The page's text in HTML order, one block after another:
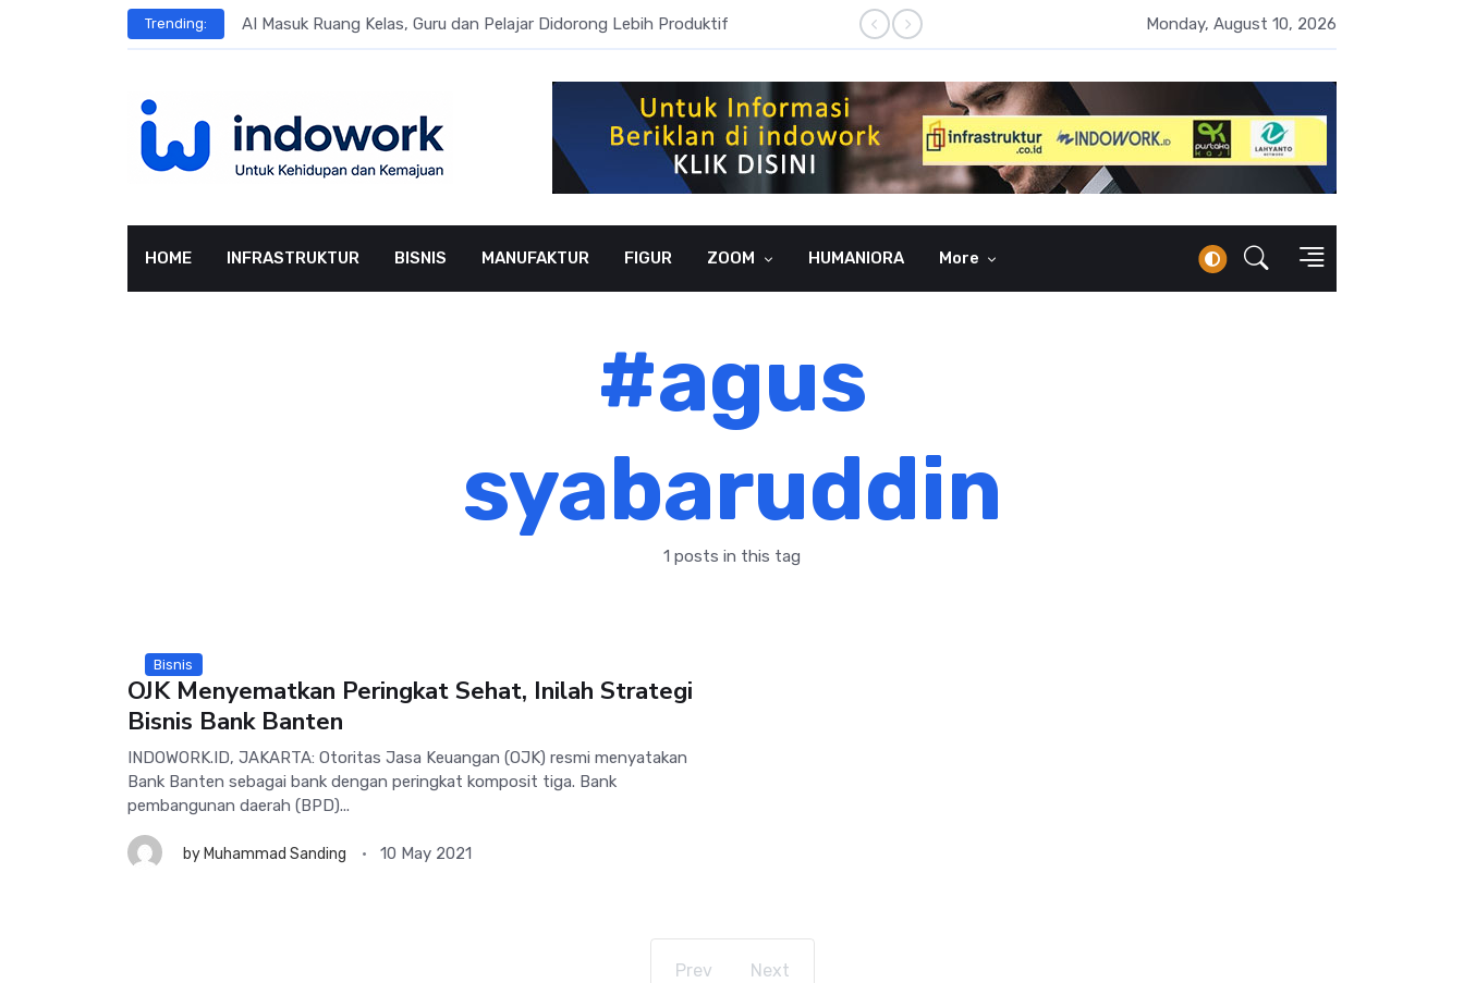
Trending:
Penggunaan AI AI Masuk Ruang Kelas, Guru dan Pelajar Didorong Lebih Produktif Literasi AI Belum Merata, SC MM FEB UI Gelar Pelatihan untuk Guru dan
Monday, August 10, 2026
HOME INFRASTRUKTUR BISNIS MANUFAKTUR FIGUR ZOOM HUMANIORA More
#agus
syabaruddin
1 posts in this tag
Bisnis
OJK Menyematkan Peringkat Sehat, Inilah Strategi
Bisnis Bank Banten
INDOWORK.ID, JAKARTA: Otoritas Jasa Keuangan (OJK) resmi menyatakan
Bank Banten sebagai bank dengan peringkat komposit tiga. Bank
pembangunan daerah (BPD)...
by Muhammad Sanding 10 May 2021
Prev Next